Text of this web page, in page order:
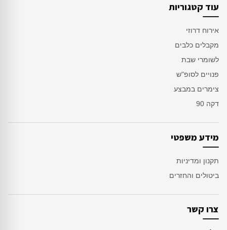
עוד קטגוריות
אירוח דרוזי
מקבלים כלבים
לשומרי שבת
פנויים לסופ"ש
צימרים במבצע
דקה 90
מידע משפטי
תקנון ומדיניות
ביטולים והחזרים
צרו קשר